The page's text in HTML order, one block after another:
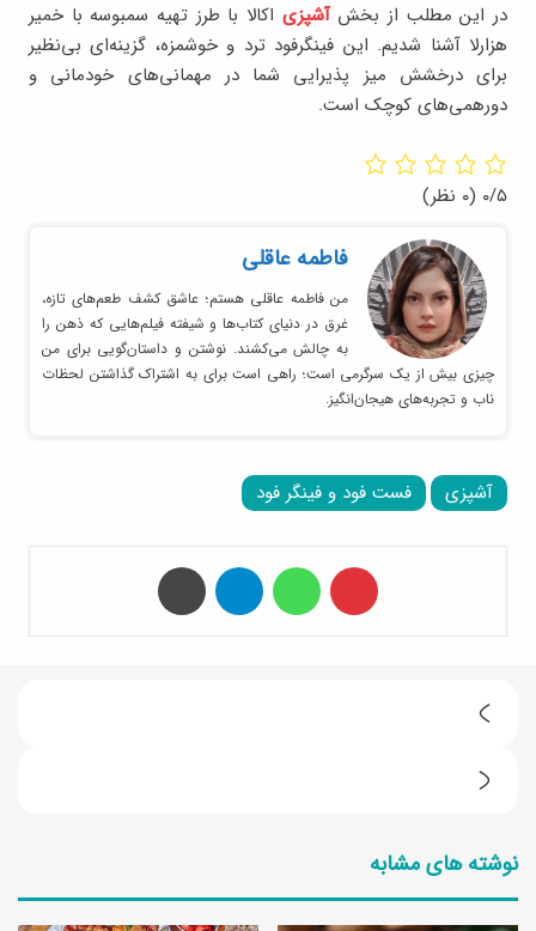
در این مطلب از بخشآشپزی اکالا با طرز تهیه سمبوسه با خمیر
هزارلا آشنا شدیم. این فینگرفود ترد و خوشمزه، گزینه‌ای بی‌نظیر
برای درخشش میز پذیرایی شما در مهمانی‌های خودمانی و
دورهمی‌های کوچک است.
۰/۵ (۰ نظر)
فاطمه عاقلی
من فاطمه عاقلی هستم؛ عاشق کشف طعم‌های تازه،
غرق در دنیای کتاب‌ها و شیفته فیلم‌هایی که ذهن را
به چالش می‌کشند. نوشتن و داستان‌گویی برای من
چیزی بیش از یک سرگرمی است؛ راهی است برای به اشتراک گذاشتن لحظات
ناب و تجربه‌های هیجان‌انگیز.
آشپزی فست فود و فینگر فود
ط
ز
ت
ی
نوشته های مشابه